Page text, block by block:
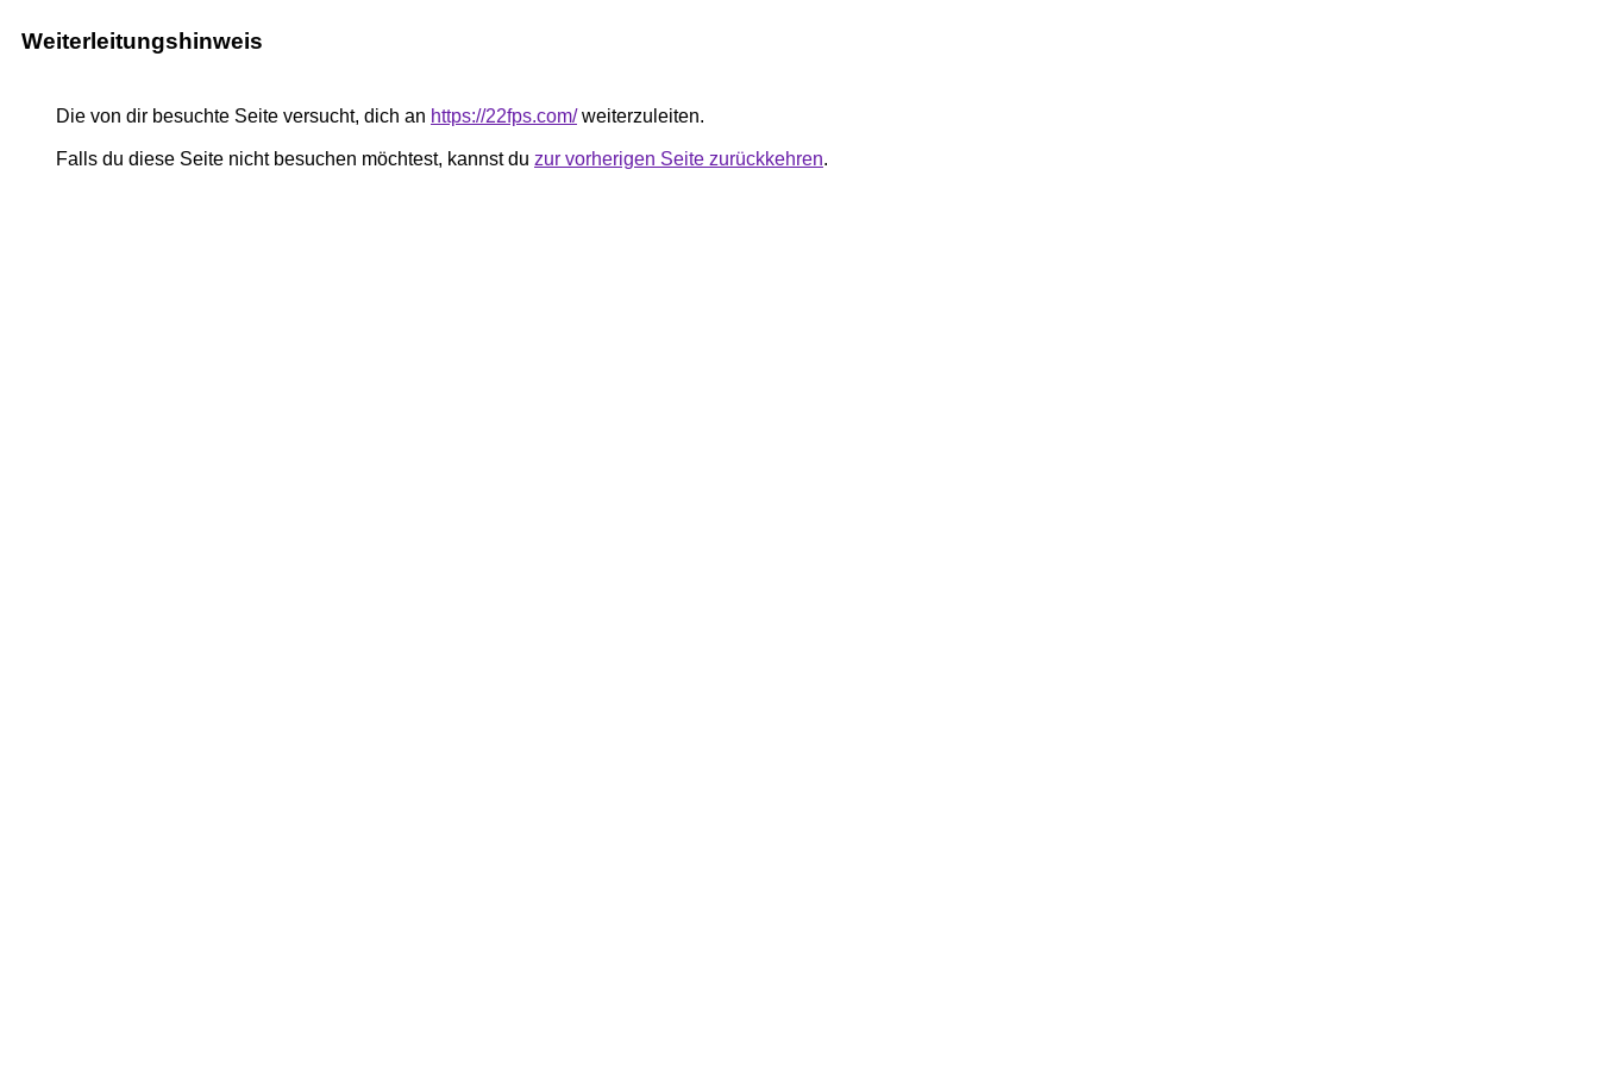
Weiterleitungshinweis
Die von dir besuchte Seite versucht, dich an https://22fps.com/weiterzuleiten.
Falls du diese Seite nicht besuchen möchtest, kannst du zur vorherigen Seite zurückkehren.